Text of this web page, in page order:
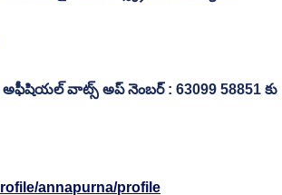
వాట్స్ అప్ నెంబర్ : 63099 58851 కు
annapurna/profile